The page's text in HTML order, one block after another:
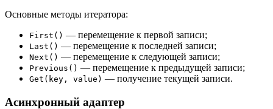
Основные методы итератора:
First() — перемещение к первой записи;
Last() — перемещение к последней записи;
Next() — перемещение к следующей записи;
Previous() — перемещение к предыдущей записи;
Get(key, value) — получение текущей записи.
Асинхронный адаптер